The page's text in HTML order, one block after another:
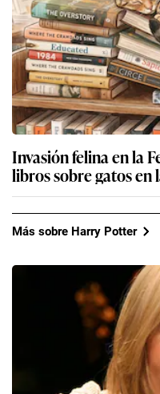
Invasión felina en la
libros sobre gatos en
Más sobre Harry Potter